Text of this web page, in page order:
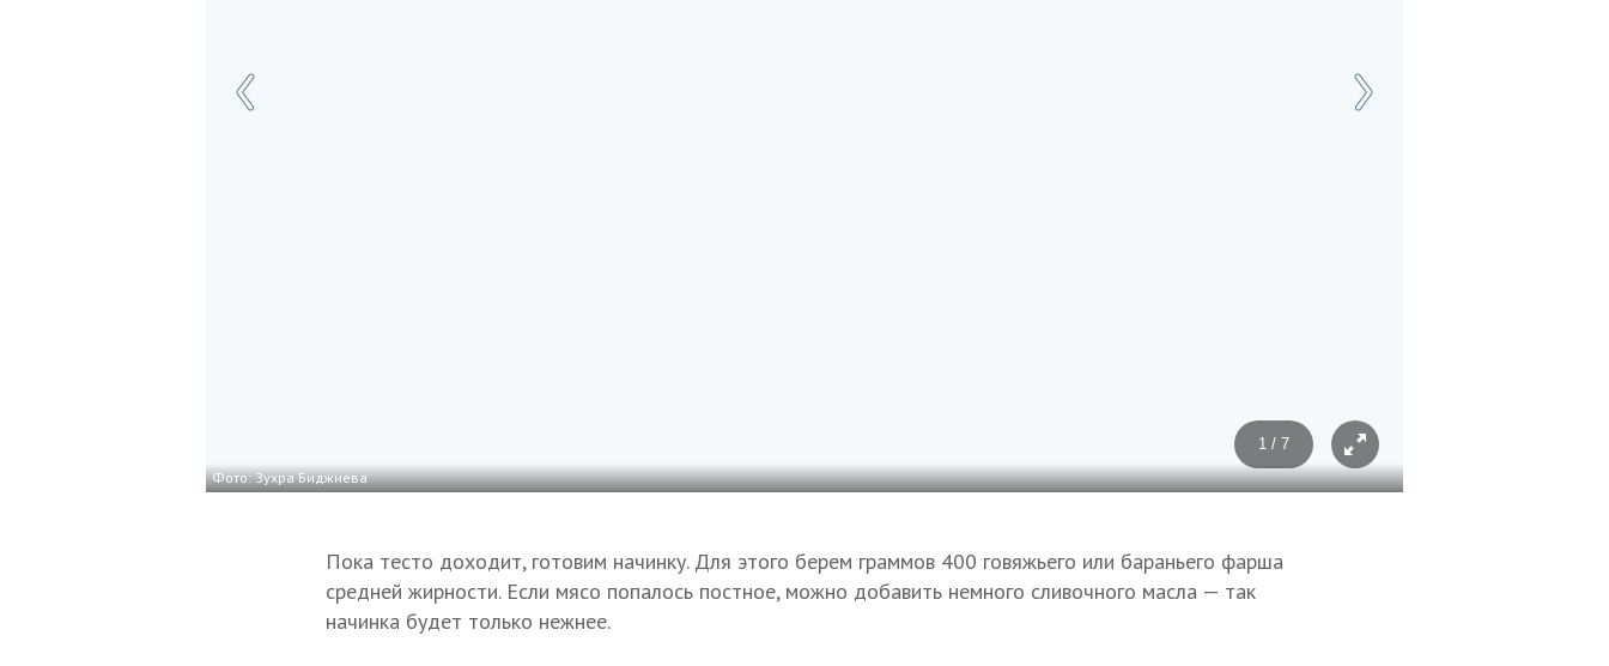
1 / 7
Фото: Зухра Биджиева
Пока тесто доходит, готовим начинку. Для этого берем граммов 400 говяжьего или бараньего фарша
средней жирности. Если мясо попалось постное, можно добавить немного сливочного масла — так
начинка будет только нежнее.